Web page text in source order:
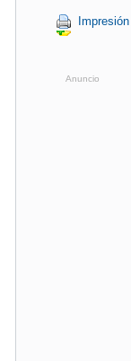
Impresión
Anuncio